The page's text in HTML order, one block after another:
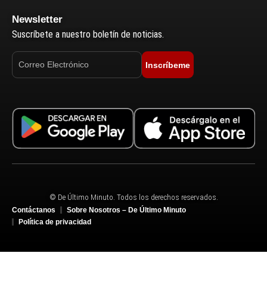
Newsletter
Suscríbete a nuestro boletín de noticias.
Inscríbeme
© De Último Minuto. Todos los derechos reservados.
Contáctanos
Sobre Nosotros – De Último Minuto
Política de privacidad